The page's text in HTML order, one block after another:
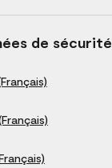
de sécurité